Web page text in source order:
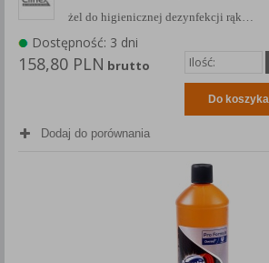
żel do higienicznej dezynfekcji rąk…
Dostępność: 3 dni
158,80 PLN brutto
Do koszyka
Dodaj do porównania